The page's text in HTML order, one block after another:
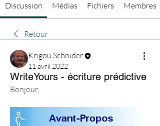
Discussion Médias Fichiers Membres
Retour
Krigou Schnider
11 avril 2022
WriteYours - écriture prédictive
Bonjour,